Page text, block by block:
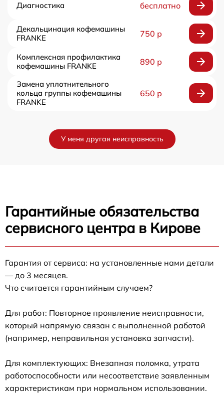
Диагностика бесплатно
Декальцинация кофемашины
FRANKE
750 р
Комплексная профилактика
кофемашины FRANKE
890 р
Замена уплотнительного
кольца группы кофемашины
FRANKE
650 р
У меня другая неисправность
Гарантийные обязательства
сервисного центра в Кирове
Гарантия от сервиса: на установленные нами детали
— до 3 месяцев.
Что считается гарантийным случаем?
Для работ: Повторное проявление неисправности,
который напрямую связан с выполненной работой
(например, неправильная установка запчасти).
Для комплектующих: Внезапная поломка, утрата
работоспособности или несоответствие заявленным
характеристикам при нормальном использовании.